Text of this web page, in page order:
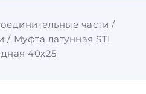
части
Муфта латунная STI
40х25